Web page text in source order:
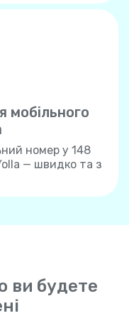
мобільного
номер у 148
— швидко та з
ви будете